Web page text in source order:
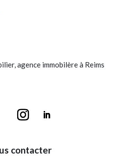
agence immobilère à Reims
contacter